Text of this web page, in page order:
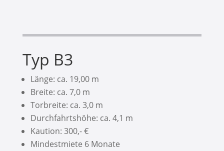
Typ B3
Länge: ca. 19,00 m
Breite: ca. 7,0 m
Torbreite: ca. 3,0 m
Durchfahrtshöhe: ca. 4,1 m
Kaution: 300,- €
Mindestmiete 6 Monate